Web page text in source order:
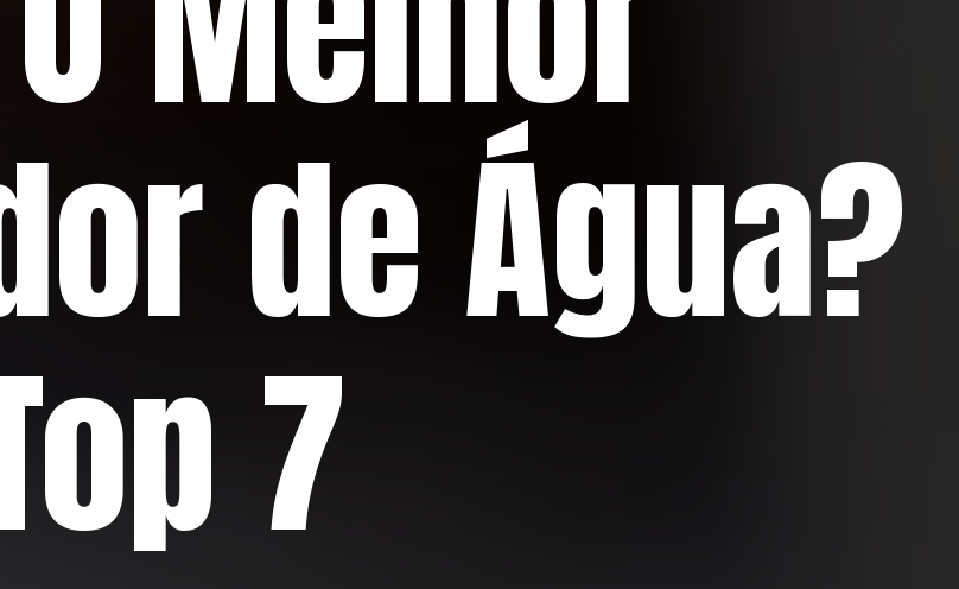
de Água?
7